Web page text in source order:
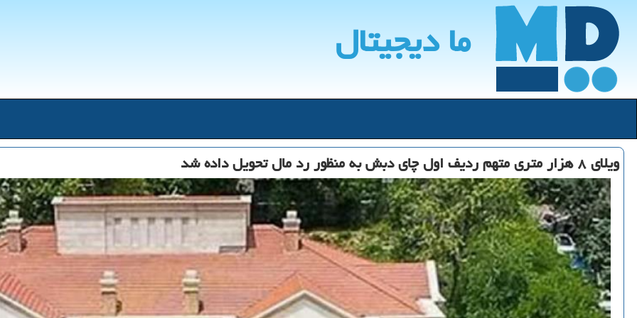
ما دیجیتال
ویلای ۸ هزار متری متهم ردیف اول چای دبش به منظور رد مال تحویل داده شد